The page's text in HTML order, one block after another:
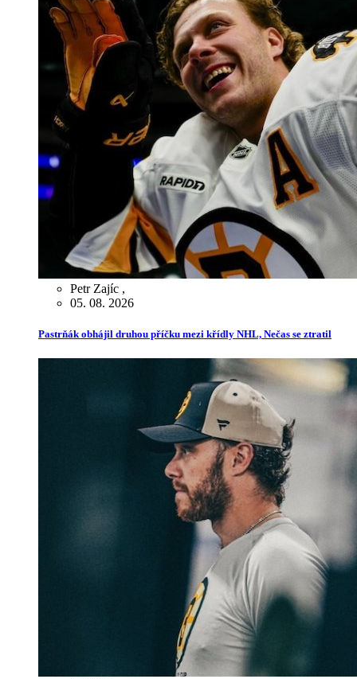
Petr Zajíc ,
05. 08. 2026
Pastrňák obhájil druhou příčku mezi křídly NHL, Nečas se ztratil